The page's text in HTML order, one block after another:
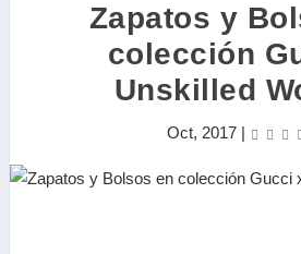
Zapatos y
colección
Unskilled
Oct, 2017|